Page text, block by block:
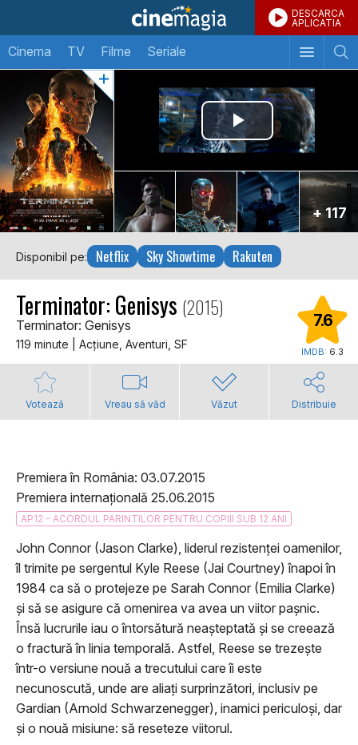
DESCARCA
APLICATIA
Cinema TV Filme Seriale
+ 117
Disponibil pe: Netflix Sky Showtime Rakuten
Terminator: Genisys (2015)
Terminator: Genisys
119 minute | Acţiune, Aventuri, SF
7.6
IMDB: 6.3
Votează Vreau să văd Văzut Distribuie
Premiera în România: 03.07.2015
Premiera internațională 25.06.2015
AP12 - ACORDUL PARINTILOR PENTRU COPIII SUB 12 ANI
John Connor (Jason Clarke), liderul rezistenței oamenilor,
îl trimite pe sergentul Kyle Reese (Jai Courtney) înapoi în
1984 ca să o protejeze pe Sarah Connor (Emilia Clarke)
și să se asigure că omenirea va avea un viitor pașnic.
Însă lucrurile iau o întorsătură neașteptată și se creează
o fractură în linia temporală. Astfel, Reese se trezește
într-o versiune nouă a trecutului care îi este
necunoscută, unde are aliați surprinzători, inclusiv pe
Gardian (Arnold Schwarzenegger), inamici periculoși, dar
și o nouă misiune: să reseteze viitorul.